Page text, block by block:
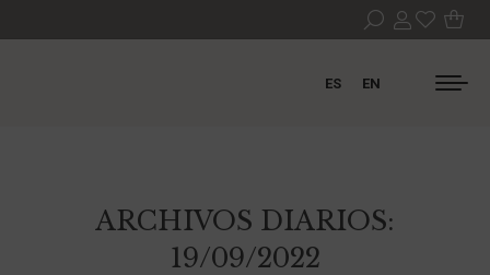
ES EN
ARCHIVOS DIARIOS:
19/09/2022